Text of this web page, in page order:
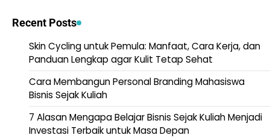
Recent Posts
Skin Cycling untuk Pemula: Manfaat, Cara Kerja, dan
Panduan Lengkap agar Kulit Tetap Sehat
Cara Membangun Personal Branding Mahasiswa
Bisnis Sejak Kuliah
7 Alasan Mengapa Belajar Bisnis Sejak Kuliah Menjadi
Investasi Terbaik untuk Masa Depan